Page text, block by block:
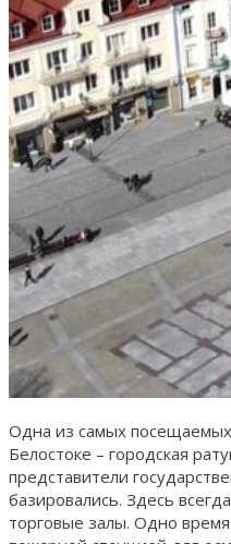
Одна из самых
Белостоке – городская
представители
базировались. Здесь
торговые залы. Одно